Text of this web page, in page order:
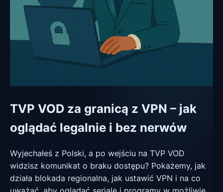
TVP VOD za granicą z VPN – jak
oglądać legalnie i bez nerwów
Wyjechałeś z Polski, a po wejściu na TVP VOD
widzisz komunikat o braku dostępu? Pokażemy, jak
działa blokada regionalna, jak ustawić VPN i na co